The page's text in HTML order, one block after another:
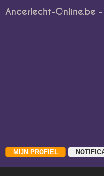
Anderlecht-Online.be -